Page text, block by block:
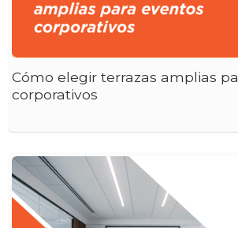
Cómo elegir terrazas amplias
corporativos